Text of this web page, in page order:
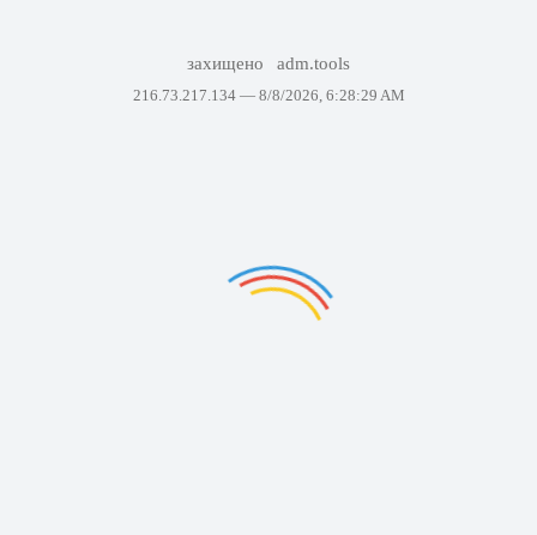
захищено adm.tools
216.73.217.134 — 8/8/2026, 6:28:29 AM